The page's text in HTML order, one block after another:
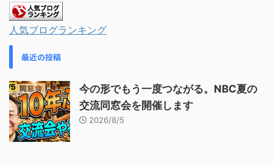
人気ブログランキング
最近の投稿
今の形でもう一度つながる。NBC夏の
交流同窓会を開催します
2026/8/5